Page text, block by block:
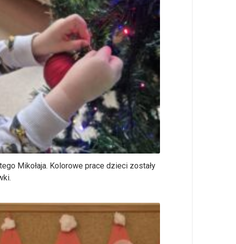
Mikołaja. Kolorowe prace dzieci zostały